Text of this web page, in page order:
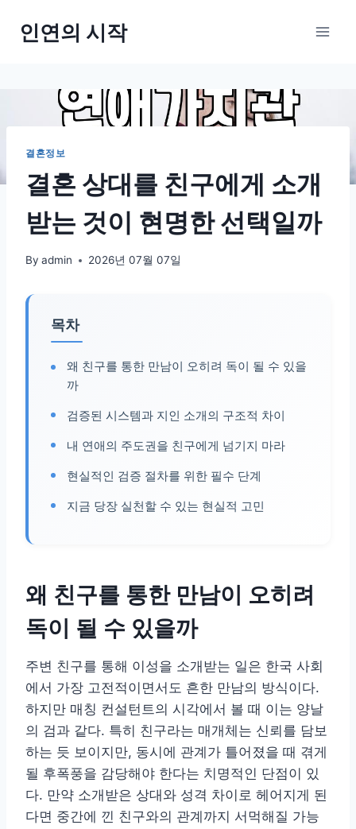
인연의 시작
결혼정보
결혼 상대를 친구에게 소개
받는 것이 현명한 선택일까
By admin 2026년 07월 07일
목차
왜 친구를 통한 만남이 오히려 독이 될 수 있을
까
검증된 시스템과 지인 소개의 구조적 차이
내 연애의 주도권을 친구에게 넘기지 마라
현실적인 검증 절차를 위한 필수 단계
지금 당장 실천할 수 있는 현실적 고민
왜 친구를 통한 만남이 오히려
독이 될 수 있을까
주변 친구를 통해 이성을 소개받는 일은 한국 사회
에서 가장 고전적이면서도 흔한 만남의 방식이다.
하지만 매칭 컨설턴트의 시각에서 볼 때 이는 양날
의 검과 같다. 특히 친구라는 매개체는 신뢰를 담보
하는 듯 보이지만, 동시에 관계가 틀어졌을 때 겪게
될 후폭풍을 감당해야 한다는 치명적인 단점이 있
다. 만약 소개받은 상대와 성격 차이로 헤어지게 된
다면 중간에 낀 친구와의 관계까지 서먹해질 가능